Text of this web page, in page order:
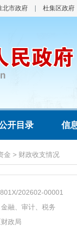
北市政府 杜集区政府
开目录 信
金 > 财政收支情况
202602-00001
融、审计、税务
政局